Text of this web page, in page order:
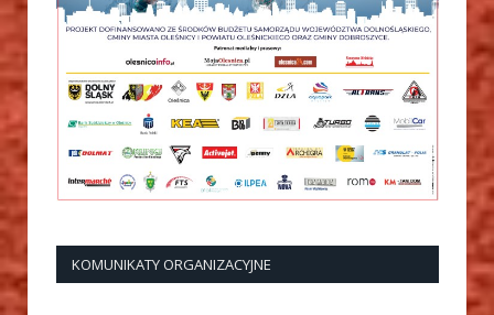
KOMUNIKATY ORGANIZACYJNE